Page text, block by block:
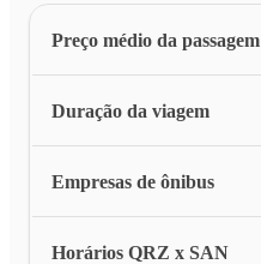
Preço médio da passagem
Duração da viagem
Empresas de ônibus
Horários QRZ x SAN